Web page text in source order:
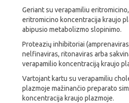
Geriant su verapamiliu
eritromicino koncentracija kraujo
abipusio metabolizmo slopinimo.
Proteazių inhibitoriai
nelfinaviras, ritonaviras arba
verapamilio koncentraciją kraujo
Vartojant kartu su verapamiliu
plazmoje mažinančio preparato
koncentracija kraujo plazmoje.